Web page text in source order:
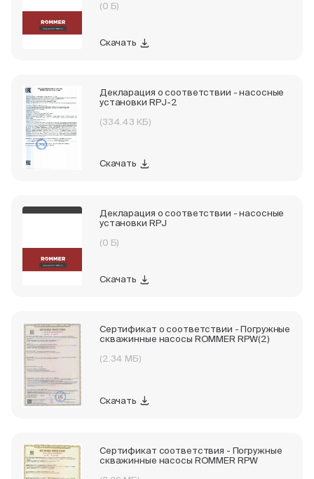
(0 Б)
Скачать
Декларация о соответствии - насосные
установки RPJ-2
(334.43 КБ)
Скачать
Декларация о соответствии - насосные
установки RPJ
(0 Б)
Скачать
Сертификат о соответствии - Погружные
скважинные насосы ROMMER RPW(2)
(2.34 МБ)
Скачать
Сертификат соответствия - Погружные
скважинные насосы ROMMER RPW